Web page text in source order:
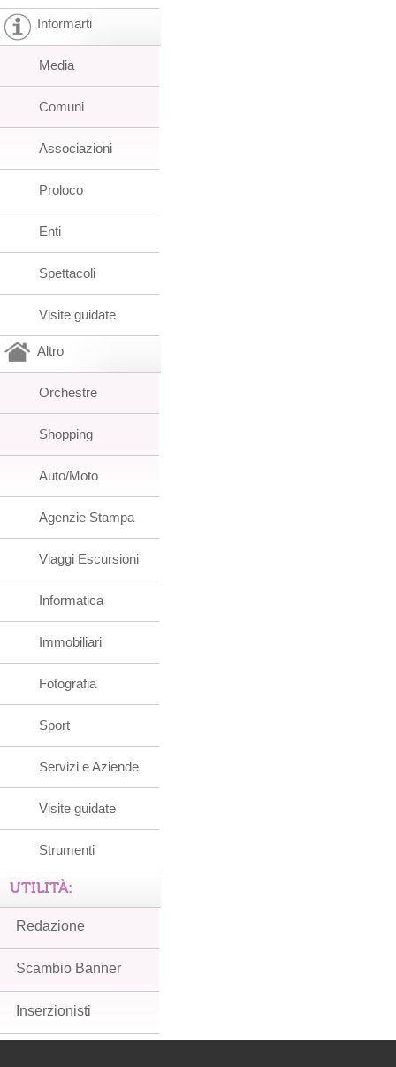
Informarti
Media
Comuni
Associazioni
Proloco
Enti
Spettacoli
Visite guidate
Altro
Orchestre
Shopping
Auto/Moto
Agenzie Stampa
Viaggi Escursioni
Informatica
Immobiliari
Fotografia
Sport
Servizi e Aziende
Visite guidate
Strumenti
UTILITÀ:
Redazione
Scambio Banner
Inserzionisti